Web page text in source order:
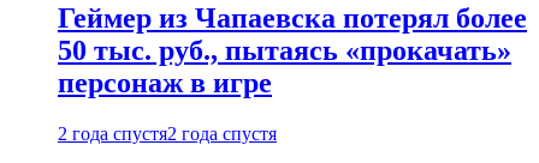
Геймер из Чапаевска потерял более
50 тыс. руб., пытаясь «прокачать»
персонаж в игре
2 года спустя2 года спустя